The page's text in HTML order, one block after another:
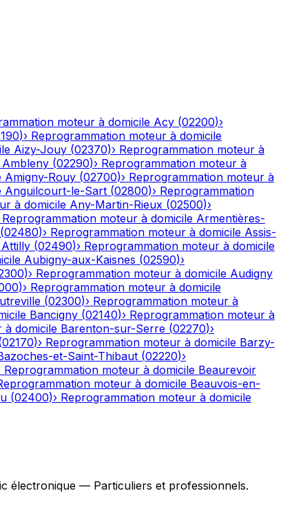
moteur à domicile Acy (02200)›
)› Reprogrammation moteur à domicile
Aizy-Jouy (02370)› Reprogrammation moteur à
Ambleny (02290)› Reprogrammation moteur à
Amigny-Rouy (02700)› Reprogrammation moteur à
Anguilcourt-le-Sart (02800)› Reprogrammation
à domicile Any-Martin-Rieux (02500)›
Reprogrammation moteur à domicile Armentières-
(02480)› Reprogrammation moteur à domicile Assis-
Attilly (02490)› Reprogrammation moteur à domicile
Aubigny-aux-Kaisnes (02590)›
)› Reprogrammation moteur à domicile Audigny
)› Reprogrammation moteur à domicile
(02300)› Reprogrammation moteur à
Bancigny (02140)› Reprogrammation moteur à
à domicile Barenton-sur-Serre (02270)›
02170)› Reprogrammation moteur à domicile Barzy-
et-Saint-Thibaut (02220)›
Reprogrammation moteur à domicile Beaurevoir
moteur à domicile Beauvois-en-
(02400)› Reprogrammation moteur à domicile
électronique — Particuliers et professionnels.